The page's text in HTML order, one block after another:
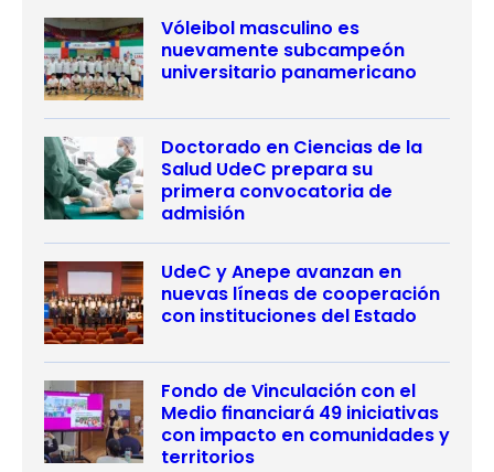
Vóleibol masculino es
nuevamente subcampeón
universitario panamericano
Doctorado en Ciencias de la
Salud UdeC prepara su
primera convocatoria de
admisión
UdeC y Anepe avanzan en
nuevas líneas de cooperación
con instituciones del Estado
Fondo de Vinculación con el
Medio financiará 49 iniciativas
con impacto en comunidades y
territorios